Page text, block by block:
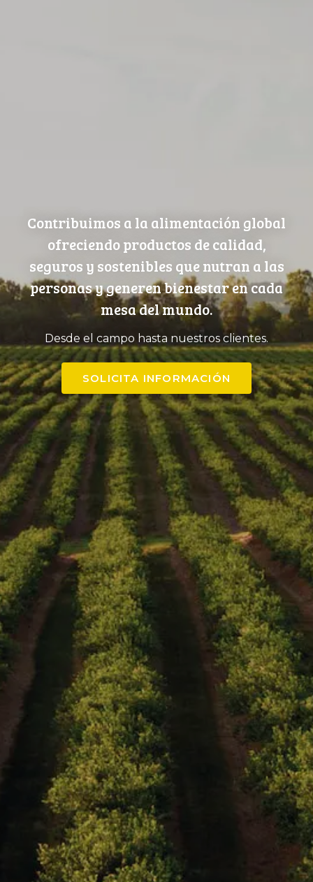
Contribuimos a la alimentación global
ofreciendo productos de calidad,
seguros y sostenibles que nutran a las
personas y generen bienestar en cada
mesa del mundo.
Desde el campo hasta nuestros clientes.
SOLICITA INFORMACIÓN